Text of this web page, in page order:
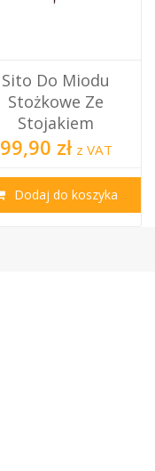
Sito Do Miodu
Stożkowe Ze
Stojakiem
99,90 zł z VAT
Dodaj do koszyka